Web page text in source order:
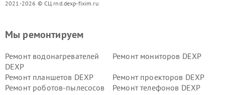
2021-2026 © СЦ rnd.dexp-fixim.ru
Мы ремонтируем
Ремонт водонагревателей
DEXP
Ремонт мониторов DEXP
Ремонт планшетов DEXP
Ремонт проекторов DEXP
Ремонт роботов-пылесосов
Ремонт телефонов DEXP